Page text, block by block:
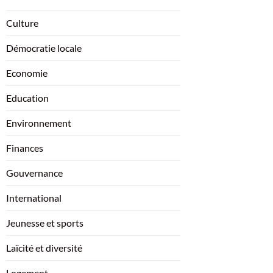
Culture
Démocratie locale
Economie
Education
Environnement
Finances
Gouvernance
International
Jeunesse et sports
Laïcité et diversité